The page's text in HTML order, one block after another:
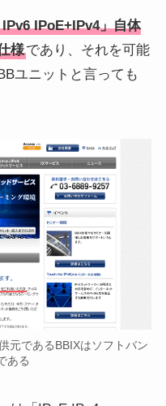
IPoE+IPv4」自体
様であり、それを可能
ユニットと言っても
元であるBBIXはソフトバン
ある